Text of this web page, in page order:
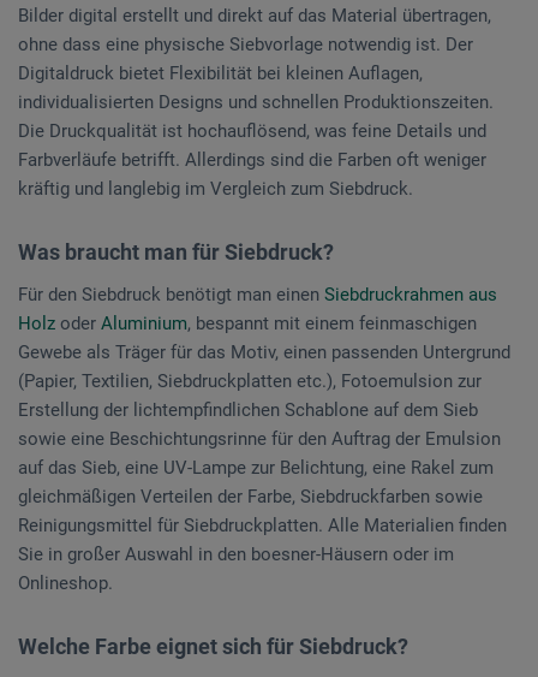
Bilder digital erstellt und direkt auf das Material übertragen,
ohne dass eine physische Siebvorlage notwendig ist. Der
Digitaldruck bietet Flexibilität bei kleinen Auflagen,
individualisierten Designs und schnellen Produktionszeiten.
Die Druckqualität ist hochauflösend, was feine Details und
Farbverläufe betrifft. Allerdings sind die Farben oft weniger
kräftig und langlebig im Vergleich zum Siebdruck.
Was braucht man für Siebdruck?
Für den Siebdruck benötigt man einen Siebdruckrahmen aus
Holz oder Aluminium, bespannt mit einem feinmaschigen
Gewebe als Träger für das Motiv, einen passenden Untergrund
(Papier, Textilien, Siebdruckplatten etc.), Fotoemulsion zur
Erstellung der lichtempfindlichen Schablone auf dem Sieb
sowie eine Beschichtungsrinne für den Auftrag der Emulsion
auf das Sieb, eine UV-Lampe zur Belichtung, eine Rakel zum
gleichmäßigen Verteilen der Farbe, Siebdruckfarben sowie
Reinigungsmittel für Siebdruckplatten. Alle Materialien finden
Sie in großer Auswahl in den boesner-Häusern oder im
Onlineshop.
Welche Farbe eignet sich für Siebdruck?